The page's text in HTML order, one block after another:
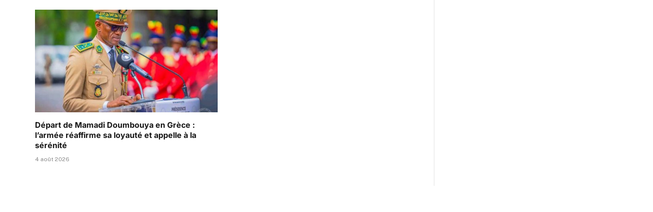
Départ de Mamadi Doumbouya en Grèce :
l’armée réaffirme sa loyauté et appelle à la
sérénité
4 août 2026